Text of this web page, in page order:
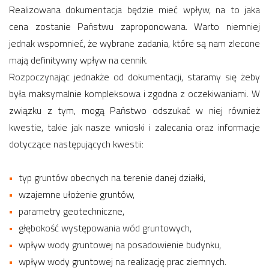
Realizowana dokumentacja będzie mieć wpływ, na to jaka
cena zostanie Państwu zaproponowana. Warto niemniej
jednak wspomnieć, że wybrane zadania, które są nam zlecone
mają definitywny wpływ na cennik.
Rozpoczynając jednakże od dokumentacji, staramy się żeby
była maksymalnie kompleksowa i zgodna z oczekiwaniami. W
związku z tym, mogą Państwo odszukać w niej również
kwestie, takie jak nasze wnioski i zalecania oraz informacje
dotyczące następujących kwestii:
typ gruntów obecnych na terenie danej działki,
wzajemne ułożenie gruntów,
parametry geotechniczne,
głębokość występowania wód gruntowych,
wpływ wody gruntowej na posadowienie budynku,
wpływ wody gruntowej na realizację prac ziemnych.